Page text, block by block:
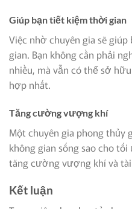
Giúp bạn tiết kiệm thời gian
Việc nhờ chuyên gia sẽ
gian. Bạn không cần phải
nhiều, mà vẫn có thể sở
hợp nhất.
Tăng cường vượng khí
Một chuyên gia phong thủy
không gian sống sao cho
tăng cường vượng khí và
Kết luận